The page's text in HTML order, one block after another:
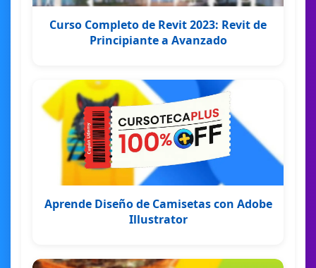
Curso Completo de Revit 2023: Revit de
Principiante a Avanzado
Aprende Diseño de Camisetas con Adobe
Illustrator